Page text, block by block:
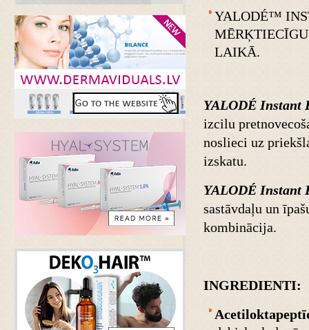
YALODÉ™
LAIKĀ.
YALODÉ
izcilu
noslieci uz
izskatu.
YALODÉ Instant
sastāvdaļu un
kombinācija.
INGREDIENTI: